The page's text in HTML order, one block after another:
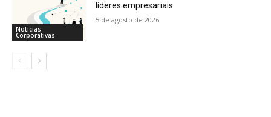
Notícias
Corporativas
líderes empresariais
5 de agosto de 2026